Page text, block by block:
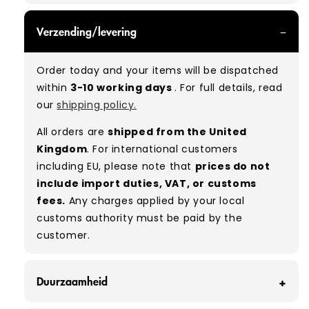
can expect items that are in great condition
with minimal signs of wear. While they are
used, they remain free of significant defects
and are in excellent shape overall.
Please note:As these are vintage/used
garments, a small percentage (5–10%) may
have minor flaws such as small tears, holes, or
stains. While we carefully inspect all items, a
degree of human error is possible. Condition
can vary slightly between pieces, and some
Verzending/levering
Order today and your items will be dispatched
within 3-10 working days. For full details, read
ourshipping policy.
All orders are shipped from the United
Kingdom. For international customers
including EU, please note that prices do not
include import duties, VAT, or customs
fees. Any charges applied by your local
customs authority must be paid by the
customer.
Duurzaamheid